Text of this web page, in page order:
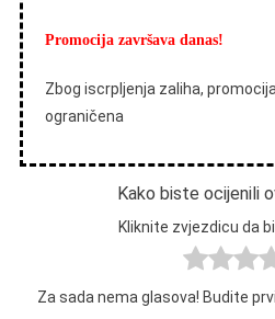
Promocija završava danas!
Zbog iscrpljenja zaliha,
ograničena
Kako biste ocijenili
Kliknite zvjezdicu da
Za sada nema glasova! Budite